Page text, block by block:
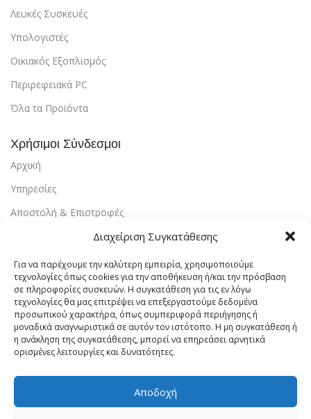
Διαχείριση Συγκατάθεσης
Για να παρέχουμε την καλύτερη εμπειρία, χρησιμοποιούμε
τεχνολογίες όπως cookies για την αποθήκευση ή/και την πρόσβαση
σε πληροφορίες συσκευών. Η συγκατάθεση για τις εν λόγω
τεχνολογίες θα μας επιτρέψει να επεξεργαστούμε δεδομένα
προσωπικού χαρακτήρα, όπως συμπεριφορά περιήγησης ή
μοναδικά αναγνωριστικά σε αυτόν τον ιστότοπο. Η μη συγκατάθεση ή
η ανάκληση της συγκατάθεσης, μπορεί να επηρεάσει αρνητικά
ορισμένες λειτουργίες και δυνατότητες.
Αποδοχή
Λευκές Συσκευές
Υπολογιστές
Οικιακός Εξοπλισμός
Περιρεφειακά PC
Όλα τα Προϊόντα
Χρήσιμοι Σύνδεσμοι
Αρχική
Υπηρεσίες
Αποστολή & Επιστροφές
Εντοπισμός Παραγγελίας
Λογαριασμός
Πολιτική Απορρήτου
Πολιτική Cookies
Όροι Χρήσης
Επικοινωνία